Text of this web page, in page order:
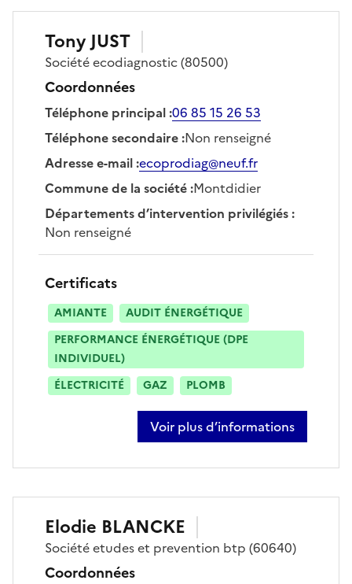
TonyJUST
Sociétéecodiagnostic(80500)
Coordonnées
Téléphone principal:06 85 15 26 53
Téléphone secondaire:Non renseigné
Adresse e-mail:ecoprodiag@neuf.fr
Commune de la société:Montdidier
Départements d’intervention privilégiés:
Non renseigné
Certificats
AMIANTE
AUDIT ÉNERGÉTIQUE
PERFORMANCE ÉNERGÉTIQUE (DPE
INDIVIDUEL)
ÉLECTRICITÉ
GAZ PLOMB
Voir plus d’informations
sur tony just
Elodie BLANCKE
Sociétéetudes et prevention btp (60640)
Coordonnées